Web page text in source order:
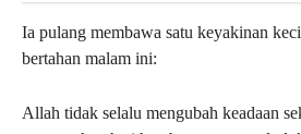
Ia pulang membawa satu keyakinan
bertahan malam ini:
Allah tidak selalu mengubah keadaan